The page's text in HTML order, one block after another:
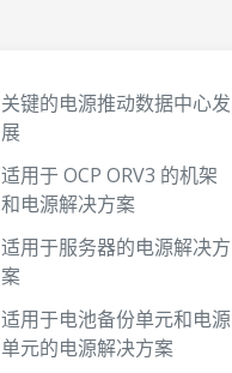
关键的电源推动数据中心发
展
适用于 OCP ORV3 的机架
和电源解决方案
适用于服务器的电源解决方
案
适用于电池备份单元和电源
单元的电源解决方案